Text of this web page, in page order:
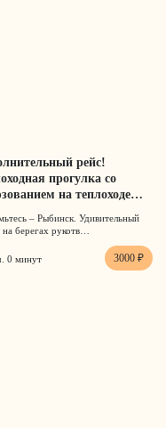
рейс!
прогулка со
на теплоходе
– Рыбинск. Удивительный
берегах рукотв…
0 минут 3000 ₽